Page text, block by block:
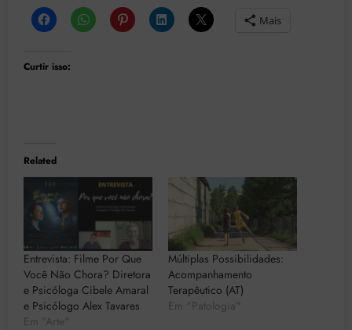
Mais
Curtir isso:
Related
Entrevista: Filme Por Que
Você Não Chora? Diretora
e Psicóloga Cibele Amaral
e Psicólogo Alex Tavares
Em "Arte"
Múltiplas Possibilidades:
Acompanhamento
Terapêutico (AT)
Em "Patologia"